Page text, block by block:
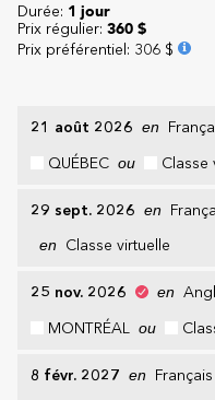
21 août 2026 en
QUÉBEC ou Classe
29 sept. 2026 en
en Classe virtuelle
25 nov. 2026 en
MONTRÉAL ou
8 févr. 2027 en
Français
Durée: 1 jour
Prix régulier: 360 $
Prix préférentiel : 306 $